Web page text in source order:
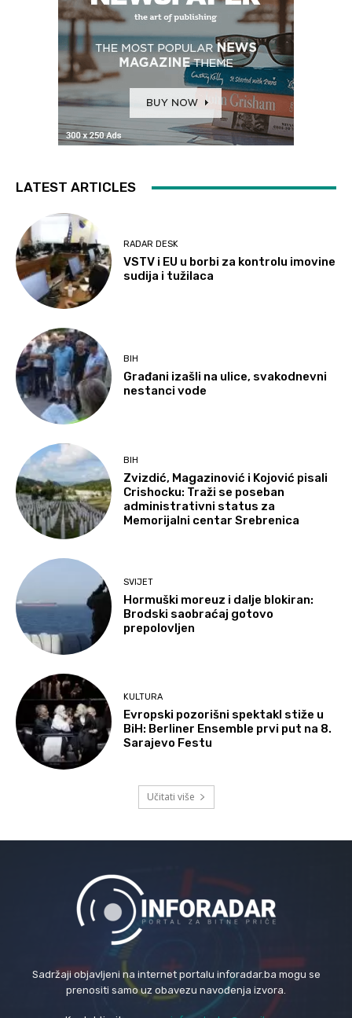
LATEST ARTICLES
RADAR DESK
VSTV i EU u borbi za kontrolu imovine
sudija i tužilaca
BIH
Građani izašli na ulice, svakodnevni
nestanci vode
BIH
Zvizdić, Magazinović i Kojović pisali
Crishocku: Traži se poseban
administrativni status za
Memorijalni centar Srebrenica
SVIJET
Hormuški moreuz i dalje blokiran:
Brodski saobraćaj gotovo
prepolovljen
KULTURA
Evropski pozorišni spektakl stiže u
BiH: Berliner Ensemble prvi put na 8.
Sarajevo Festu
Učitati više
Sadržaji objavljeni na internet portalu inforadar.ba mogu se
prenositi samo uz obavezu navođenja izvora.